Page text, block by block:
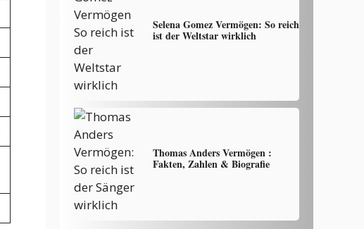
Selena Gomez Vermögen: So reich
ist der Weltstar wirklich
Thomas Anders Vermögen :
Fakten, Zahlen & Biografie